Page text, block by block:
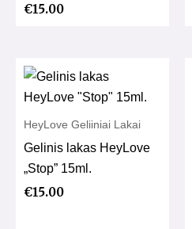
€15.00
HeyLove Geliiniai Lakai
Gelinis lakas HeyLove
„Stop” 15ml.
€15.00